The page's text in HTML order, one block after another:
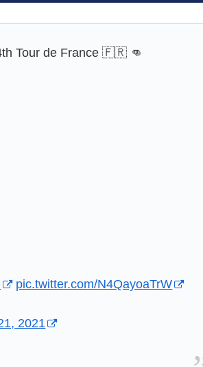
Tour de France 🇫🇷 👊
pic.twitter.com/N4QayoaTrW
2021